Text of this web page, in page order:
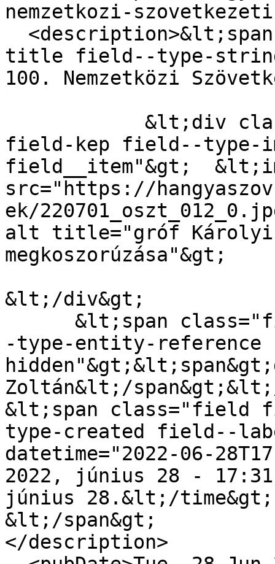
nemzetkozi-
title field--type-
100. Nemzetközi
field-kep field--type-
field__item"&gt;
src="https://
ek/
alt title="gróf Károlyi
megkoszorúzása"&gt;
&lt;/div&gt;
-type-entity-
Zoltán&lt;/
&lt;span class="field
type-created field--
datetime="2022-06-
2022, június 28 -
június 28.&lt;/time&gt;
&lt;/span&gt;
</description>